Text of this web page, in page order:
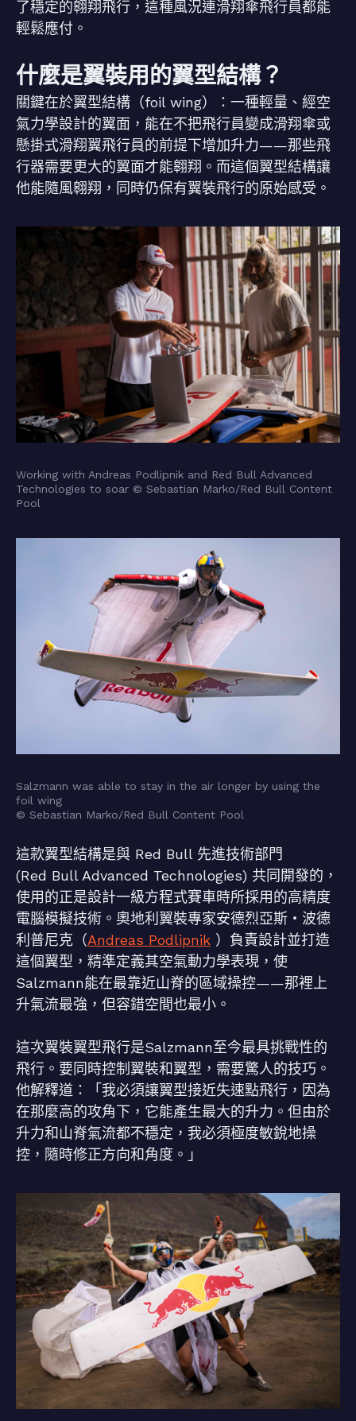
了穩定的翱翔飛行，這種風況連滑翔傘飛行員都能
輕鬆應付。
什麼是翼裝用的翼型結構？
關鍵在於翼型結構（foil wing）：一種輕量、經空
氣力學設計的翼面，能在不把飛行員變成滑翔傘或
懸掛式滑翔翼飛行員的前提下增加升力——那些飛
行器需要更大的翼面才能翱翔。而這個翼型結構讓
他能隨風翱翔，同時仍保有翼裝飛行的原始感受。
Working with Andreas Podlipnik and Red Bull Advanced
Technologies to soar © Sebastian Marko/Red Bull Content
Pool
Salzmann was able to stay in the air longer by using the
foil wing
© Sebastian Marko/Red Bull Content Pool
這款翼型結構是與 Red Bull 先進技術部門
(Red Bull Advanced Technologies) 共同開發的，
使用的正是設計一級方程式賽車時所採用的高精度
電腦模擬技術。奧地利翼裝專家安德烈亞斯・波德
利普尼克（Andreas Podlipnik ）負責設計並打造
這個翼型，精準定義其空氣動力學表現，使
Salzmann能在最靠近山脊的區域操控——那裡上
升氣流最強，但容錯空間也最小。
這次翼裝翼型飛行是Salzmann至今最具挑戰性的
飛行。要同時控制翼裝和翼型，需要驚人的技巧。
他解釋道：「我必須讓翼型接近失速點飛行，因為
在那麼高的攻角下，它能產生最大的升力。但由於
升力和山脊氣流都不穩定，我必須極度敏銳地操
控，隨時修正方向和角度。」